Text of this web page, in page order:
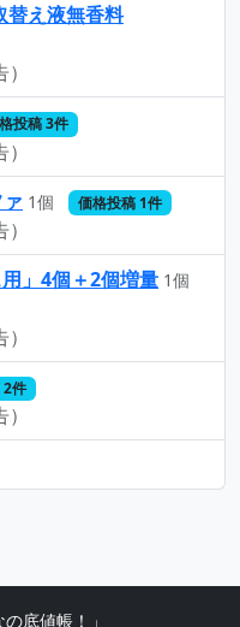
替え液無香料
投稿 3件
1個 価格投稿 1件
」4個＋2個増量 1個
2件
底値帳！」